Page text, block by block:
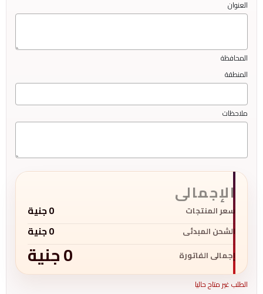
العنوان
المحافظة
المنطقة
ملاحظات
الإجمالى
سعر المنتجات 0جنية
الشحن المبدئى 0جنية
إجمالى الفاتورة 0جنية
الطلب غير متاح حاليا